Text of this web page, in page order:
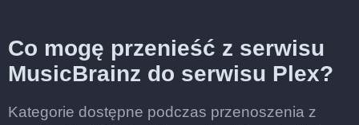
Co mogę przenieść z serwisu
MusicBrainz do serwisu Plex?
Kategorie dostępne podczas przenoszenia z